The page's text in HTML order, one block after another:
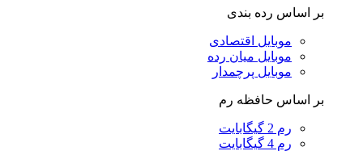
بر اساس رده بندی
موبایل اقتصادی
موبایل میان رده
موبایل پرچمدار
بر اساس حافظه رم
رم 2 گیگابایت
رم 4 گیگابایت